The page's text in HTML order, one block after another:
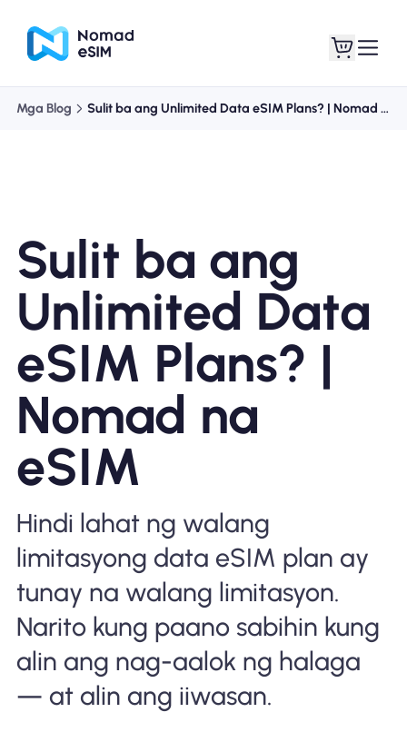
Mga Plano sa Tindahan
Tungkol sa eSIM
Bakit Nomad ESIM
Gamit ang isang ESIM
Para sa Negosyo
Mga Blog Sulit ba ang Unlimited Data eSIM Plans? | Nomad na eSIM
Sulit ba ang
Unlimited Data
eSIM Plans? |
Nomad na
eSIM
Hindi lahat ng walang
limitasyong data eSIM plan ay
tunay na walang limitasyon.
Narito kung paano sabihin kung
alin ang nag-aalok ng halaga
— at alin ang iiwasan.